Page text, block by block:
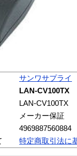
サンワサプライ
LAN-CV100TX
LAN-CV100TX
メーカー保証
4969887560884
特定商取引法に